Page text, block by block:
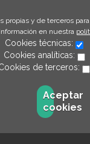
propias y de terceros
en nuestra
Cookies técnicas:
Cookies analíticas:
de terceros:
Aceptar
cookies